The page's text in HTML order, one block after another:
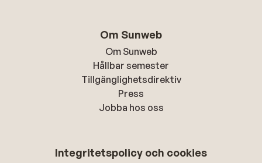
Om Sunweb
Om Sunweb
Hållbar semester
Tillgänglighetsdirektiv
Press
Jobba hos oss
Integritetspolicy och cookies